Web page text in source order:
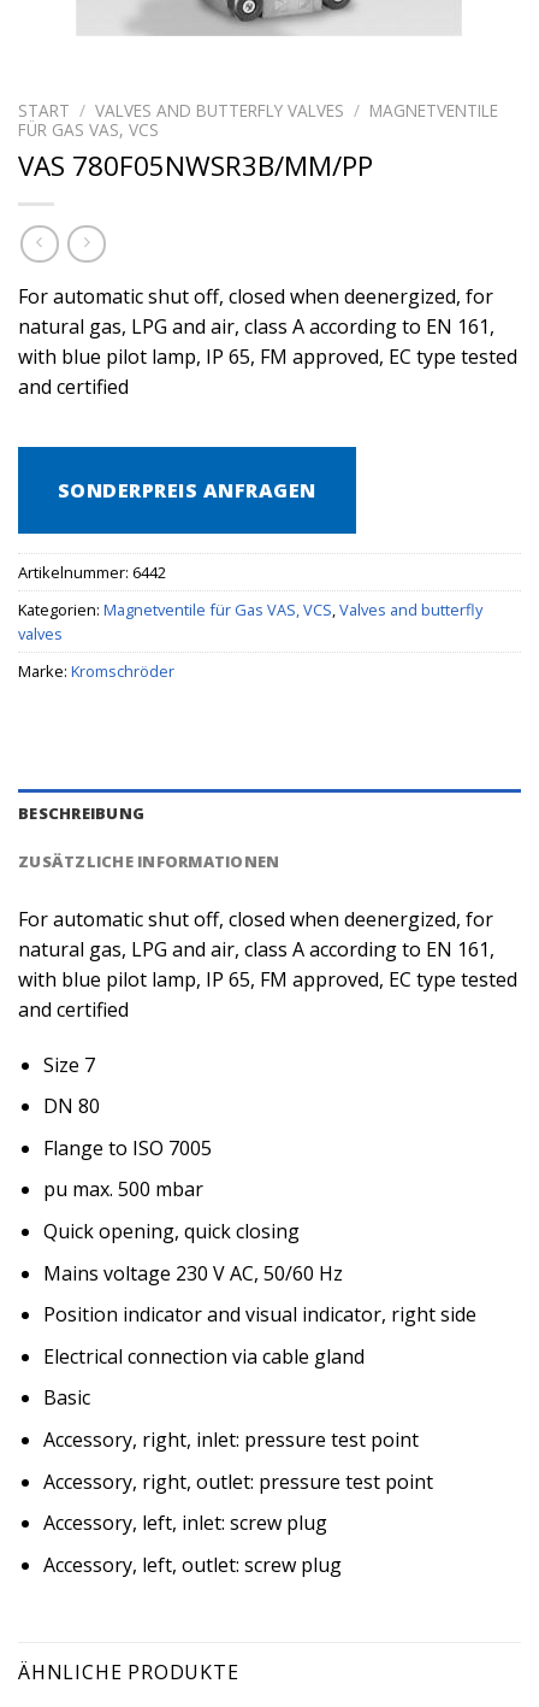
START / VALVES AND BUTTERFLY VALVES / MAGNETVENTILE
FÜR GAS VAS, VCS
VAS 780F05NWSR3B/MM/PP
For automatic shut off, closed when deenergized, for
natural gas, LPG and air, class A according to EN 161,
with blue pilot lamp, IP 65, FM approved, EC type tested
and certified
SONDERPREIS ANFRAGEN
Artikelnummer: 6442
Kategorien: Magnetventile für Gas VAS, VCS,Valves and butterfly
valves
Marke: Kromschröder
BESCHREIBUNG
ZUSÄTZLICHE INFORMATIONEN
For automatic shut off, closed when deenergized, for
natural gas, LPG and air, class A according to EN 161,
with blue pilot lamp, IP 65, FM approved, EC type tested
and certified
Size 7
DN 80
Flange to ISO 7005
pu max. 500 mbar
Quick opening, quick closing
Mains voltage 230 V AC, 50/60 Hz
Position indicator and visual indicator, right side
Electrical connection via cable gland
Basic
Accessory, right, inlet: pressure test point
Accessory, right, outlet: pressure test point
Accessory, left, inlet: screw plug
Accessory, left, outlet: screw plug
ÄHNLICHE PRODUKTE